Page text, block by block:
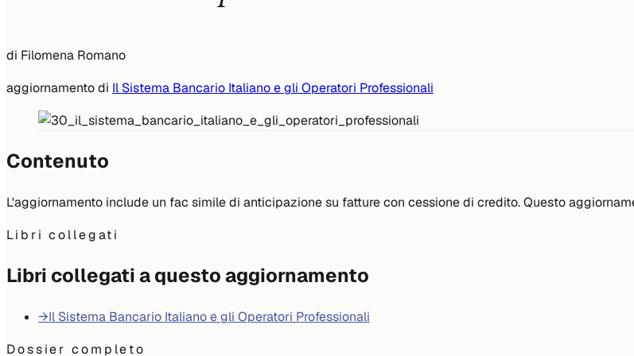
di Filomena Romano
aggiornamento di Il Sistema Bancario Italiano e gli Operatori Professionali
Contenuto
L'aggiornamento include un fac simile di anticipazione su fatture con cessione di credito. Questo
Libri collegati
Libri collegati a questo aggiornamento
→Il Sistema Bancario Italiano e gli Operatori Professionali
Dossier completo